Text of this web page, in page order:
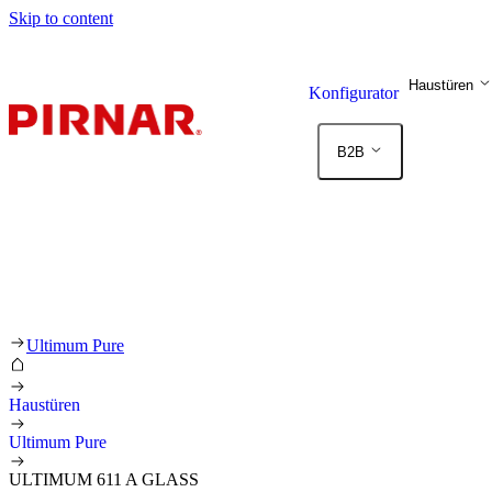
Skip to content
Konfigurator Haustüren
B2B
Ultimum Pure
Haustüren
Ultimum Pure
ULTIMUM 611 A GLASS